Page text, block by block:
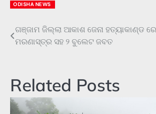
ODISHA NEWS
Post
navigation
ଗଞ୍ଜାମ ଜିଲ୍ଲା ଆକାଶ ଜେନା ହତ୍ୟାକାଣ୍ଡ
ମରଣାସ୍ତ୍ର ସହ ୨ ବୁଲେଟ ଜବତ
Related Posts